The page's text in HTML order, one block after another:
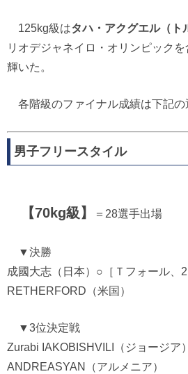
125kg級はタハ・アクグエル（ト
リオデジャネイロ・オリンピック
輝いた。
各階級のファイナル成績は下記の
男子フリースタイル
【70kg級】 ＝28選手出場
▼決勝
成國大志（日本）○［Ｔフォール、
RETHERFORD（米国）
▼3位決定戦
Zurabi IAKOBISHVILI（ジョージア
ANDREASYAN（アルメニア）